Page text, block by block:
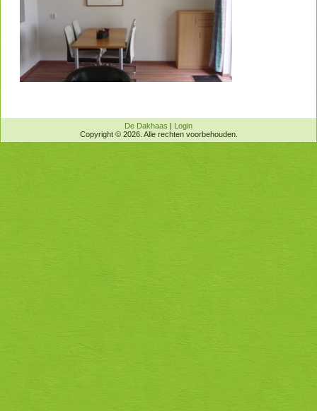
De Dakhaas | Login
Copyright © 2026. Alle rechten voorbehouden.